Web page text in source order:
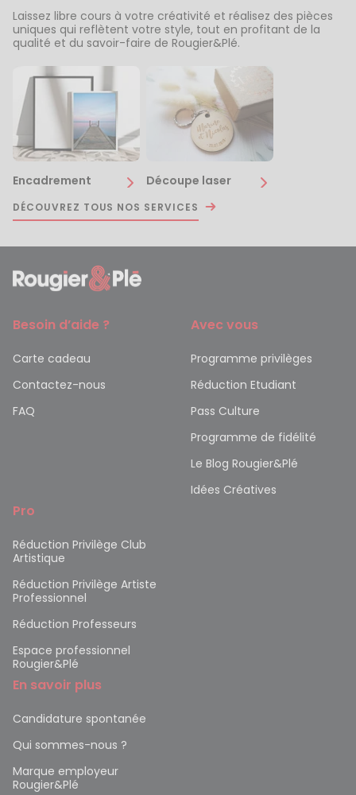
Laissez libre cours à votre créativité et réalisez des pièces
uniques qui reflètent votre style, tout en profitant de la
qualité et du savoir-faire de Rougier&Plé.
Encadrement Découpe laser
DÉCOUVREZ TOUS NOS SERVICES
Besoin d’aide ?
Carte cadeau
Contactez-nous
FAQ
Avec vous
Programme privilèges
Réduction Etudiant
Pass Culture
Programme de fidélité
Le Blog Rougier&Plé
Idées Créatives
Pro
Réduction Privilège Club
Artistique
Réduction Privilège Artiste
Professionnel
Réduction Professeurs
Espace professionnel
Rougier&Plé
En savoir plus
Candidature spontanée
Qui sommes-nous ?
Marque employeur
Rougier&Plé